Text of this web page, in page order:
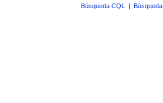
Búsqueda CQL